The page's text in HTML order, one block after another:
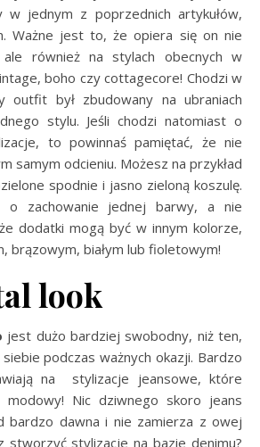
w jednym z poprzednich artykułów,
Ważne jest to, że opiera się on nie
również na stylach obecnych w
boho czy cottagecore! Chodzi w
outfit był zbudowany na ubraniach
stylu. Jeśli chodzi natomiast o
to powinnaś pamiętać, że nie
samym odcieniu. Możesz na przykład
spodnie i jasno zieloną koszulę.
o zachowanie jednej barwy, a nie
dodatki mogą być w innym kolorze,
brązowym, białym lub fioletowym!
look
jest dużo bardziej swobodny, niż ten,
podczas ważnych okazji. Bardzo
na stylizacje jeansowe, które
Nic dziwnego skoro jeans
bardzo dawna i nie zamierza z owej
stworzyć stylizacje na bazie denimu?